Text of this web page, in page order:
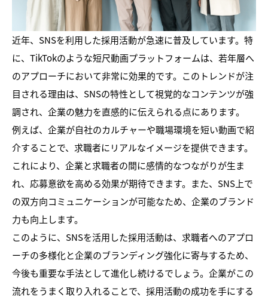
近年、SNSを利用した採用活動が急速に普及しています。特
に、TikTokのような短尺動画プラットフォームは、若年層へ
のアプローチにおいて非常に効果的です。このトレンドが注
目される理由は、SNSの特性として視覚的なコンテンツが強
調され、企業の魅力を直感的に伝えられる点にあります。
例えば、企業が自社のカルチャーや職場環境を短い動画で紹
介することで、求職者にリアルなイメージを提供できます。
これにより、企業と求職者の間に感情的なつながりが生ま
れ、応募意欲を高める効果が期待できます。また、SNS上で
の双方向コミュニケーションが可能なため、企業のブランド
力も向上します。
このように、SNSを活用した採用活動は、求職者へのアプロ
ーチの多様化と企業のブランディング強化に寄与するため、
今後も重要な手法として進化し続けるでしょう。企業がこの
流れをうまく取り入れることで、採用活動の成功を手にする